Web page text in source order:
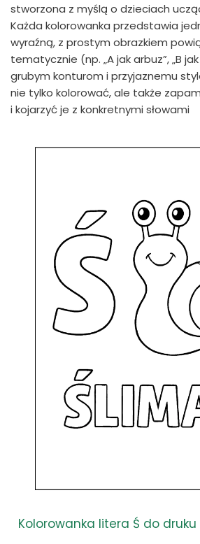
stworzona z myślą o dzieciach
Każda kolorowanka przedstawia
wyraźną, z prostym obrazkiem
tematycznie (np. „A jak arbuz”, „B
grubym konturom i przyjaznemu
nie tylko kolorować, ale także
i kojarzyć je z konkretnymi słowami
Kolorowanka litera Ś do druku